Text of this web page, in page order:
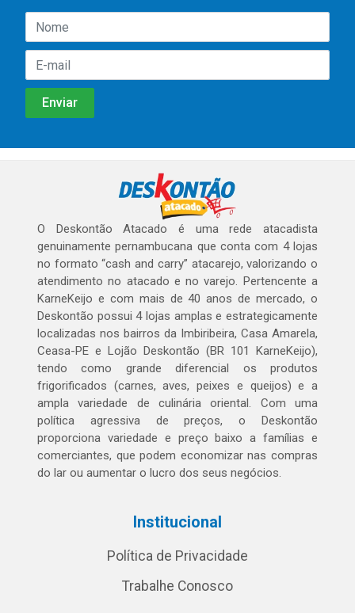
O Deskontão Atacado é uma rede atacadista
genuinamente pernambucana que conta com 4 lojas
no formato “cash and carry” atacarejo, valorizando o
atendimento no atacado e no varejo. Pertencente a
KarneKeijo e com mais de 40 anos de mercado, o
Deskontão possui 4 lojas amplas e estrategicamente
localizadas nos bairros da Imbiribeira, Casa Amarela,
Ceasa-PE e Lojão Deskontão (BR 101 KarneKeijo),
tendo como grande diferencial os produtos
frigorificados (carnes, aves, peixes e queijos) e a
ampla variedade de culinária oriental. Com uma
política agressiva de preços, o Deskontão
proporciona variedade e preço baixo a famílias e
comerciantes, que podem economizar nas compras
do lar ou aumentar o lucro dos seus negócios.
Institucional
Política de Privacidade
Trabalhe Conosco